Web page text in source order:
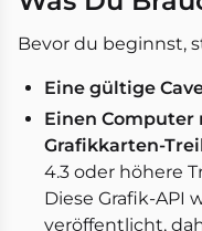
Bevor du beginnst,
Eine gültige
Einen
Grafikkarten-
4.3 oder höhere
Diese Grafik-API
veröffentlicht,